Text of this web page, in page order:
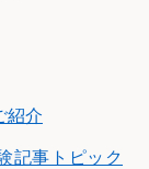
紹介
記事トピック